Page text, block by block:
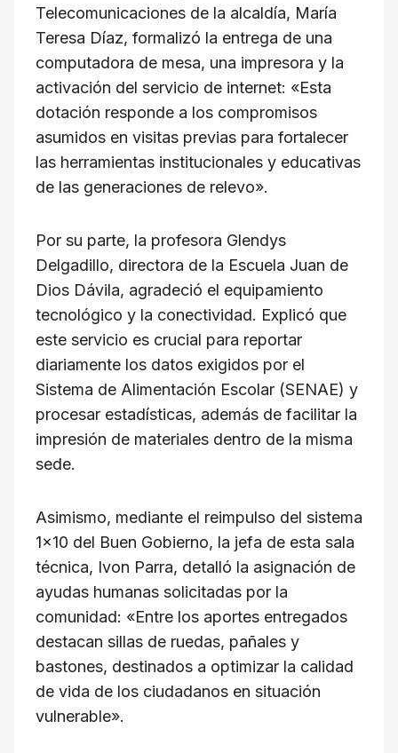
Telecomunicaciones de la alcaldía, María
Teresa Díaz, formalizó la entrega de una
computadora de mesa, una impresora y la
activación del servicio de internet: «Esta
dotación responde a los compromisos
asumidos en visitas previas para fortalecer
las herramientas institucionales y educativas
de las generaciones de relevo».
Por su parte, la profesora Glendys
Delgadillo, directora de la Escuela Juan de
Dios Dávila, agradeció el equipamiento
tecnológico y la conectividad. Explicó que
este servicio es crucial para reportar
diariamente los datos exigidos por el
Sistema de Alimentación Escolar (SENAE) y
procesar estadísticas, además de facilitar la
impresión de materiales dentro de la misma
sede.
Asimismo, mediante el reimpulso del sistema
1×10 del Buen Gobierno, la jefa de esta sala
técnica, Ivon Parra, detalló la asignación de
ayudas humanas solicitadas por la
comunidad: «Entre los aportes entregados
destacan sillas de ruedas, pañales y
bastones, destinados a optimizar la calidad
de vida de los ciudadanos en situación
vulnerable».